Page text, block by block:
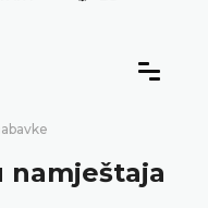
namještaja